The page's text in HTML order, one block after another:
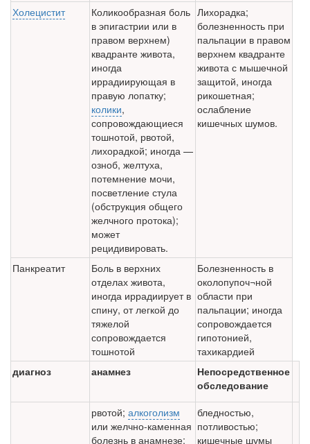
Холецистит
Коликообразная боль
в эпигастрии или в
правом верхнем)
квадранте живота,
иногда
иррадиирующая в
правую лопатку;
колики,
сопровождающиеся
тошнотой, рвотой,
лихорадкой; иногда —
озноб, желтуха,
потемнение мочи,
посветление стула
(обструкция общего
желчного протока);
может
рецидивировать.
Лихорадка;
болезненность при
пальпации в правом
верхнем квадранте
живота с мышечной
защитой, иногда
рикошетная;
ослабление
кишечных шумов.
Панкреатит
Боль в верхних
отделах живота,
иногда иррадиирует в
спину, от легкой до
тяжелой
сопровождается
тошнотой
Болезненность в
околопупоч¬ной
области при
пальпации; иногда
сопровождается
гипотонией,
тахикардией
диагноз
анамнез
Непосредственное
обследование
рвотой; алкоголизм
или желчно-каменная
болезнь в анамнезе;
бледностью,
потливостью;
кишечные шумы